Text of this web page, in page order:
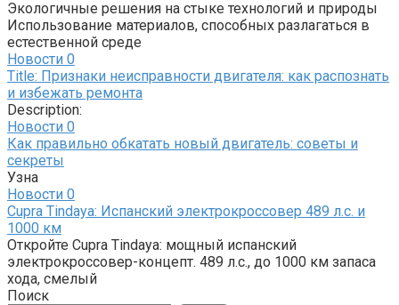
Экологичные решения на стыке технологий и природы
Использование материалов, способных разлагаться в
естественной среде
Новости 0
Title: Признаки неисправности двигателя: как распознать
и избежать ремонта
Description:
Новости 0
Как правильно обкатать новый двигатель: советы и
секреты
Узна
Новости 0
Cupra Tindaya: Испанский электрокроссовер 489 л.с. и
1000 км
Откройте Cupra Tindaya: мощный испанский
электрокроссовер-концепт. 489 л.с., до 1000 км запаса
хода, смелый
Поиск